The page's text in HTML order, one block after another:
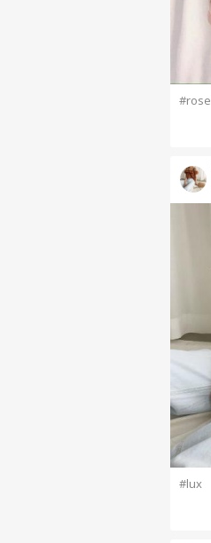
#rose
#lux